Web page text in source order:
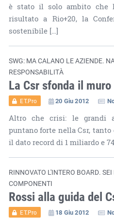
è stato il solo ambito che
risultato a Rio+20, la
sostenibile […]
SWG: MA CALANO LE AZIENDE.
RESPONSABILITÀ
La Csr sfonda il
ET.Pro 20 Giu 2012
Altro che crisi: le grandi
puntano forte nella Csr, tanto
il dato record di 1 miliardo e
RINNOVATO L'INTERO BOARD.
COMPONENTI
Rossi alla guida del
ET.Pro 18 Giu 2012